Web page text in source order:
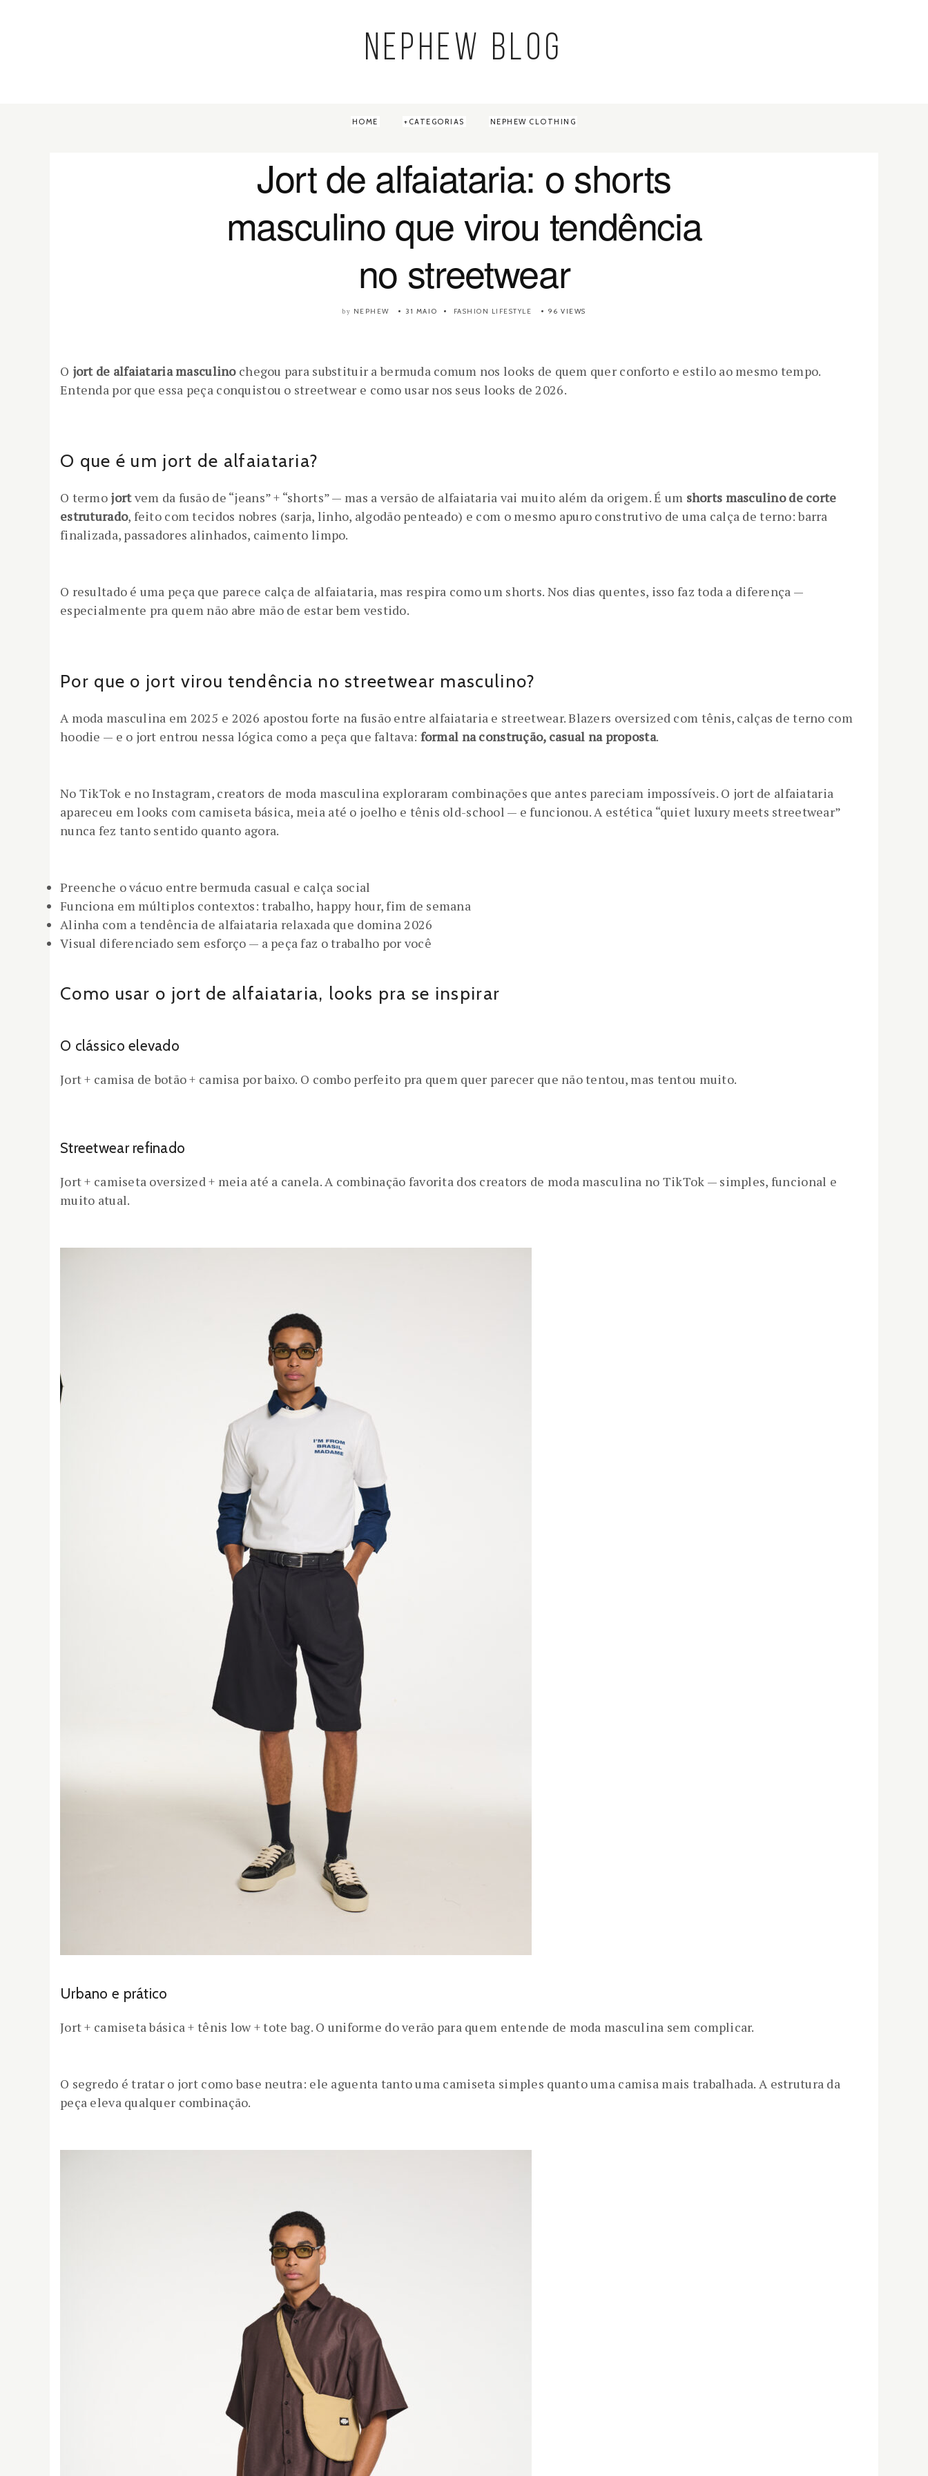
NEPHEW BLOG
HOME CATEGORIAS NEPHEW CLOTHING
Jort de alfaiataria: o shorts
masculino que virou tendência
no streetwear
by NEPHEW 31 MAIO FASHION LIFESTYLE 96 VIEWS
O jort de alfaiataria masculinochegou para substituir a bermuda comum nos looks de quem quer conforto e estilo ao mesmo tempo.
Entenda por que essa peça conquistou o streetwear e como usar nos seus looks de 2026.
O que é um jort de alfaiataria?
O termo jortvem da fusão de “jeans” + “shorts” — mas a versão de alfaiataria vai muito além da origem. É um shorts masculino de corte
estruturado, feito com tecidos nobres (sarja, linho, algodão penteado) e com o mesmo apuro construtivo de uma calça de terno: barra
finalizada, passadores alinhados, caimento limpo.
O resultado é uma peça que parece calça de alfaiataria, mas respira como um shorts. Nos dias quentes, isso faz toda a diferença —
especialmente pra quem não abre mão de estar bem vestido.
Por que o jort virou tendência no streetwear masculino?
A moda masculina em 2025 e 2026 apostou forte na fusão entre alfaiataria e streetwear. Blazers oversized com tênis, calças de terno com
hoodie — e o jort entrou nessa lógica como a peça que faltava: formal na construção, casual na proposta.
No TikTok e no Instagram, creators de moda masculina exploraram combinações que antes pareciam impossíveis. O jort de alfaiataria
apareceu em looks com camiseta básica, meia até o joelho e tênis old-school — e funcionou. A estética “quiet luxury meets streetwear”
nunca fez tanto sentido quanto agora.
Preenche o vácuo entre bermuda casual e calça social
Funciona em múltiplos contextos: trabalho, happy hour, fim de semana
Alinha com a tendência de alfaiataria relaxada que domina 2026
Visual diferenciado sem esforço — a peça faz o trabalho por você
Como usar o jort de alfaiataria, looks pra se inspirar
O clássico elevado
Jort + camisa de botão + camisa por baixo. O combo perfeito pra quem quer parecer que não tentou, mas tentou muito.
Streetwear refinado
Jort + camiseta oversized + meia até a canela. A combinação favorita dos creators de moda masculina no TikTok — simples, funcional e
muito atual.
Urbano e prático
Jort + camiseta básica + tênis low + tote bag. O uniforme do verão para quem entende de moda masculina sem complicar.
O segredo é tratar o jort como base neutra: ele aguenta tanto uma camiseta simples quanto uma camisa mais trabalhada. A estrutura da
peça eleva qualquer combinação.